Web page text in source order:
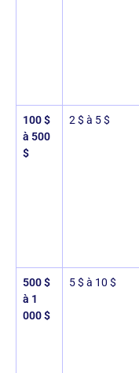
100 $
à 500
$
2 $ à 5 $
500 $
à 1
000 $
5 $ à 10 $